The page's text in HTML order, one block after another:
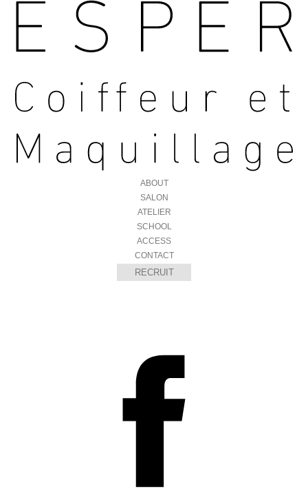
ABOUT
SALON
ATELIER
SCHOOL
ACCESS
CONTACT
RECRUIT